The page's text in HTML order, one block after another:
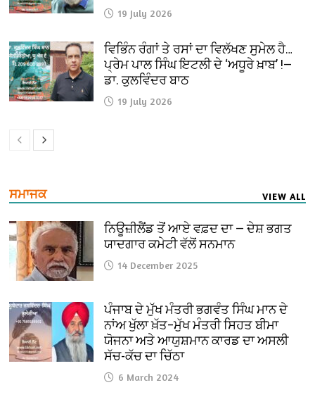
19 July 2026
ਵਿਭਿੰਨ ਰੰਗਾਂ ਤੇ ਰਸਾਂ ਦਾ ਵਿਲੱਖਣ ਸੁਮੇਲ ਹੈ…
ਪ੍ਰੇਮ ਪਾਲ ਸਿੰਘ ਇਟਲੀ ਦੇ ‘ਅਧੂਰੇ ਖ਼ਾਬ’ !—
ਡਾ. ਕੁਲਵਿੰਦਰ ਬਾਠ
19 July 2026
ਸਮਾਜਕ VIEW ALL
ਨਿਊਜ਼ੀਲੈਂਡ ਤੋਂ ਆਏ ਵਫ਼ਦ ਦਾ — ਦੇਸ਼ ਭਗਤ
ਯਾਦਗਾਰ ਕਮੇਟੀ ਵੱਲੋਂ ਸਨਮਾਨ
14 December 2025
ਪੰਜਾਬ ਦੇ ਮੁੱਖ ਮੰਤਰੀ ਭਗਵੰਤ ਸਿੰਘ ਮਾਨ ਦੇ
ਨਾਂਅ ਖੁੱਲਾ ਖ਼ੱਤ–ਮੁੱਖ ਮੰਤਰੀ ਸਿਹਤ ਬੀਮਾ
ਯੋਜਨਾ ਅਤੇ ਆਯੁਸ਼ਮਾਨ ਕਾਰਡ ਦਾ ਅਸਲੀ
ਸੱਚ-ਕੱਚ ਦਾ ਚਿੱਠਾ
6 March 2024